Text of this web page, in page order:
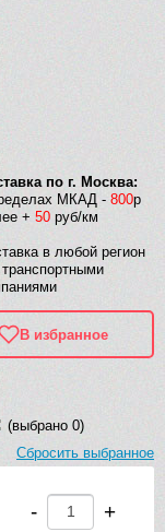
по г. Москва:
МКАД - 800р
+ 50 руб/км
в любой регион
В избранное
(выбрано 0)
Сбросить выбранное
- +